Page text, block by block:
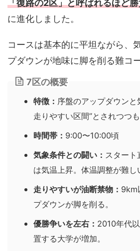
「復路の2区」と呼ばれるほど
に進化しました。
コースは基本的に平坦ながら、
プダウンが地味に脚を削る難コ
7区の概要
特徴： 序盤のアップダウンと
走りやすい区間”とされつつ
時間帯： 9:00〜10:00頃
気象条件との闘い： スタート
は気温上昇。体温調整が難し
走りやすいが油断禁物： 9km
プダウンが脚を削る。
優勝争いを左右： 2010年代
置する大学が増加。